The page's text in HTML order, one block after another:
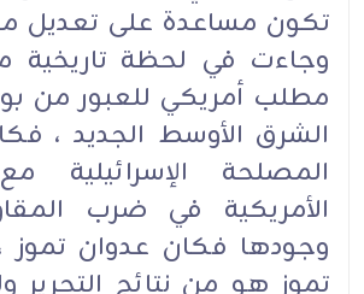
تكون مساعدة على تعديل
وجاءت في لحظة
مطلب أمريكي للعبور من
الشرق الأوسط الجديد ،
المصلحة الإسرائيلية
الأمريكية في ضرب
وجودها فكان عدوان تموز
تموز هو من نتائج التحرير